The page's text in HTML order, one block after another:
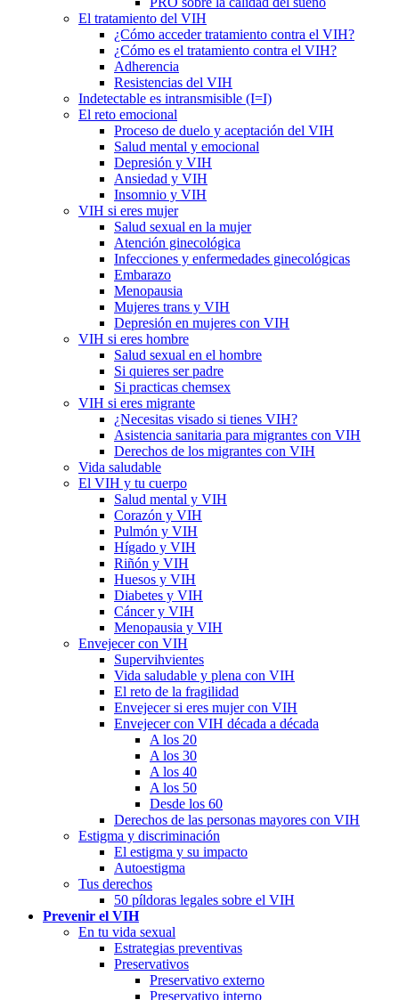
El tratamiento del VIH
¿Cómo acceder tratamiento contra el VIH?
¿Cómo es el tratamiento contra el VIH?
Adherencia
Resistencias del VIH
Indetectable es intransmisible (I=I)
El reto emocional
Proceso de duelo y aceptación del VIH
Salud mental y emocional
Depresión y VIH
Ansiedad y VIH
Insomnio y VIH
VIH si eres mujer
Salud sexual en la mujer
Atención ginecológica
Infecciones y enfermedades ginecológicas
Embarazo
Menopausia
Mujeres trans y VIH
Depresión en mujeres con VIH
VIH si eres hombre
Salud sexual en el hombre
Si quieres ser padre
Si practicas chemsex
VIH si eres migrante
¿Necesitas visado si tienes VIH?
Asistencia sanitaria para migrantes con VIH
Derechos de los migrantes con VIH
Vida saludable
El VIH y tu cuerpo
Salud mental y VIH
Corazón y VIH
Pulmón y VIH
Hígado y VIH
Riñón y VIH
Huesos y VIH
Diabetes y VIH
Cáncer y VIH
Menopausia y VIH
Envejecer con VIH
Supervihvientes
Vida saludable y plena con VIH
El reto de la fragilidad
Envejecer si eres mujer con VIH
Envejecer con VIH década a década
A los 20
A los 30
A los 40
A los 50
Desde los 60
Derechos de las personas mayores con VIH
Estigma y discriminación
El estigma y su impacto
Autoestigma
Tus derechos
50 píldoras legales sobre el VIH
Prevenir el VIH
En tu vida sexual
Estrategias preventivas
Preservativos
Preservativo externo
Preservativo interno